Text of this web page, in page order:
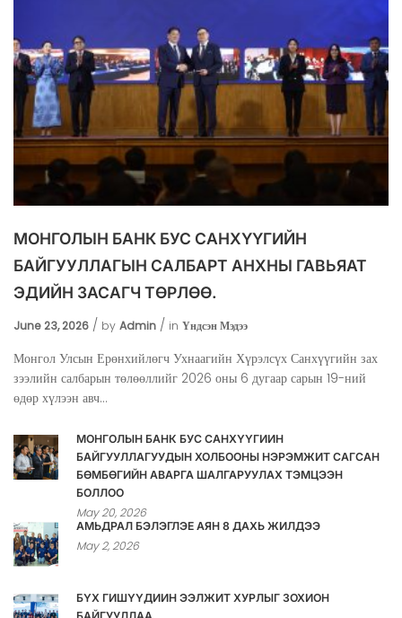
МОНГОЛЫН БАНК БУС САНХҮҮГИЙН
БАЙГУУЛЛАГЫН САЛБАРТ АНХНЫ ГАВЬЯАТ
ЭДИЙН ЗАСАГЧ ТӨРЛӨӨ.
June 23, 2026 by Admin in Үндсэн Мэдээ
Монгол Улсын Ерөнхийлөгч Ухнаагийн Хүрэлсүх Санхүүгийн зах
зээлийн салбарын төлөөллийг 2026 оны 6 дугаар сарын 19-ний
өдөр хүлээн авч...
МОНГОЛЫН БАНК БУС САНХҮҮГИЙН
БАЙГУУЛЛАГУУДЫН ХОЛБООНЫ НЭРЭМЖИТ САГСАН
БӨМБӨГИЙН АВАРГА ШАЛГАРУУЛАХ ТЭМЦЭЭН
БОЛЛОО
May 20, 2026
АМЬДРАЛ БЭЛЭГЛЭЕ АЯН 8 ДАХЬ ЖИЛДЭЭ
May 2, 2026
БҮХ ГИШҮҮДИЙН ЭЭЛЖИТ ХУРЛЫГ ЗОХИОН